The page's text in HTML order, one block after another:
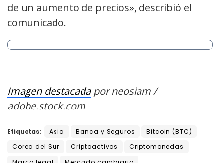
de un aumento de precios», describió el
comunicado.
Imagen destacadapor neosiam /
adobe.stock.com
Etiquetas: Asia Banca y Seguros
Bitcoin (BTC)
Corea del Sur
Criptoactivos
Criptomonedas